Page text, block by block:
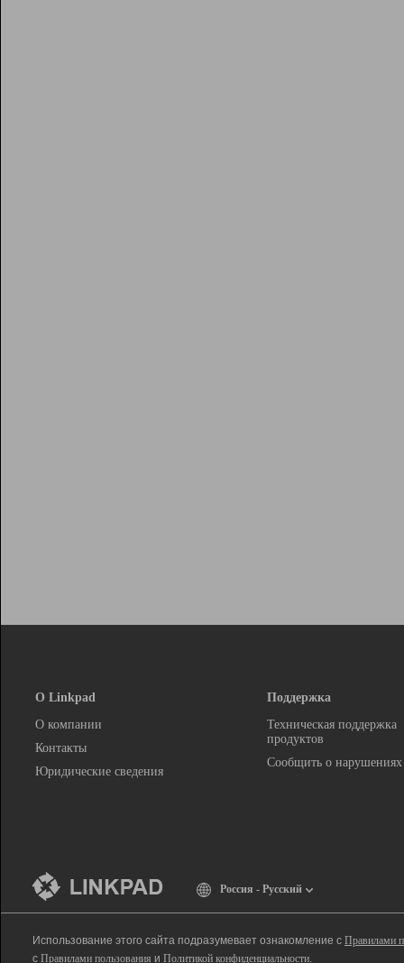
О Linkpad
О компании
Контакты
Юридические сведения
Поддержка
Техническая поддержка
продуктов
Сообщить о нарушениях
Россия - Русский
Использование этого сайта подразумевает ознакомление с Правилами
с Правилами пользования и Политикой конфиденциальности.